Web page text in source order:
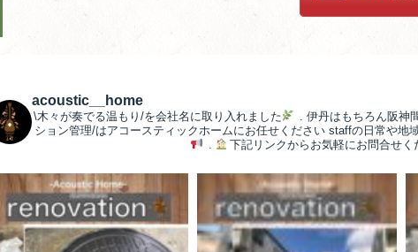
acoustic__home
\木々が奏でる温もり/を会社名に取り入れました . 伊丹はもちろん阪神
ション管理/はアコースティックホームにお任せくださいstaffの日常や地
.
下記リンクからお気軽にお問合せく